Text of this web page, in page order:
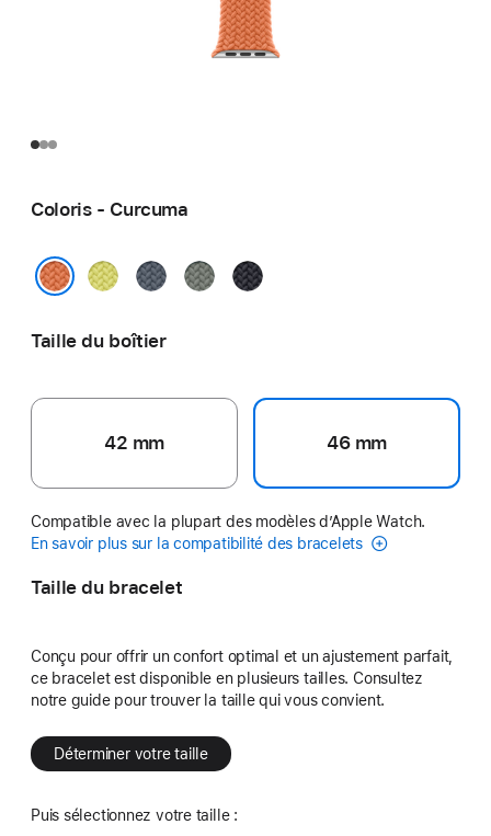
Coloris - Curcuma
JauneBleu
Gris
Minuit
Taille du boîtier
42 mm 46 mm
Compatible avec la plupart des modèles d’Apple Watch.
En savoir plus sur la compatibilité des bracelets
Taille du bracelet
Conçu pour offrir un confort optimal et un ajustement parfait,
ce bracelet est disponible en plusieurs tailles. Consultez
notre guide pour trouver la taille qui vous convient.
Déterminer votre taille
Puis sélectionnez votre taille :